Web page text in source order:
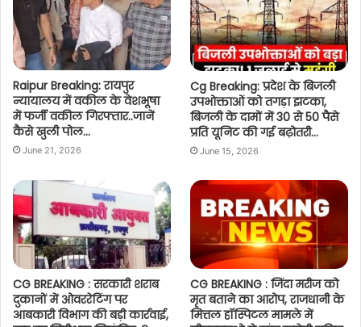
Raipur Breaking: रायपुर
न्यायालय में वकील के वेशभूषा
में फर्जी वकील गिरफ्तार..जानें
कैसे खुली पोल…
June 21, 2026
Cg Breaking: प्रदेश के बिजली
उपभोक्ताओं को तगड़ा झटका,
बिजली के दामों में 30 से 50 पैसे
प्रति यूनिट की गई बढ़ोतरी…
June 15, 2026
CG BREAKING : सरकारी शराब
दुकानों में ओवररेटिंग पर
आबकारी विभाग की बड़ी कार्रवाई,
CG BREAKING : जिंदा मरीज को
मृत बताने का आरोप, राजधानी के
मित्तल हॉस्पिटल मामले में